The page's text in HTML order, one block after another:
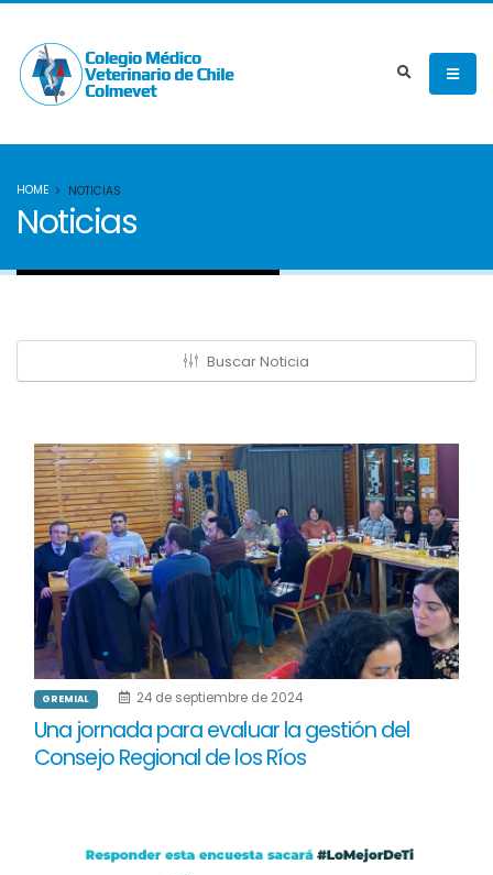
HOME NOTICIAS
Noticias
Buscar Noticia
GREMIAL 24 de septiembre de 2024
Una jornada para evaluar la gestión del
Consejo Regional de los Ríos